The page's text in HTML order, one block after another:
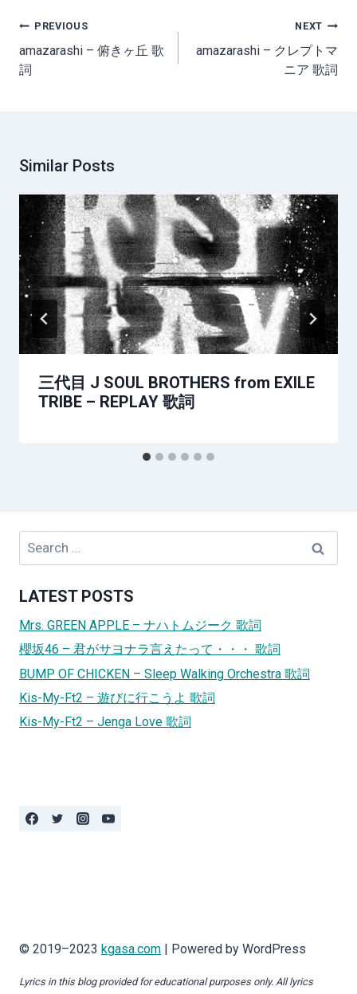
Post
navigation
PREVIOUS
amazarashi – 俯きヶ丘 歌
詞
NEXT
amazarashi – クレプトマ
ニア 歌詞
Similar Posts
三代目 J SOUL BROTHERS from EXILE
TRIBE – REPLAY 歌詞
Search
LATEST POSTS
Mrs. GREEN APPLE – ナハトムジーク 歌詞
櫻坂46 – 君がサヨナラ言えたって・・・ 歌詞
BUMP OF CHICKEN – Sleep Walking Orchestra 歌詞
Kis-My-Ft2 – 遊びに行こうよ 歌詞
Kis-My-Ft2 – Jenga Love 歌詞
© 2019–2023 kgasa.com | Powered by WordPress
Lyrics in this blog provided for educational purposes only. All lyrics